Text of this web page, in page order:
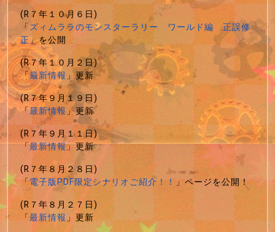
(R７年１０月６日)
「ズィムララのモンスターラリー ワールド編 正誤修
正」を公開
(R７年１０月２日)
「最新情報」更新
(R７年９月１９日)
「最新情報」更新
(R７年９月１１日)
「最新情報」更新
(R７年８月２８日)
「電子版PDF限定シナリオご紹介！！」ページを公開！
(R７年８月２７日)
「最新情報」更新